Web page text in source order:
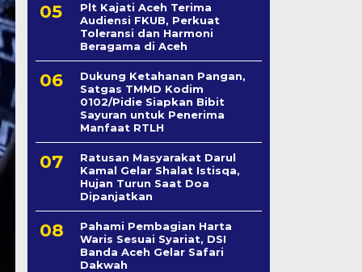
Plt Kajati Aceh Terima
Audiensi FKUB, Perkuat
Toleransi dan Harmoni
Beragama di Aceh
Dukung Ketahanan Pangan,
Satgas TMMD Kodim
0102/Pidie Siapkan Bibit
Sayuran untuk Penerima
Manfaat RTLH
Ratusan Masyarakat Darul
Kamal Gelar Shalat Istisqa,
Hujan Turun Saat Doa
Dipanjatkan
Pahami Pembagian Harta
Waris Sesuai Syariat, DSI
Banda Aceh Gelar Safari
Dakwah